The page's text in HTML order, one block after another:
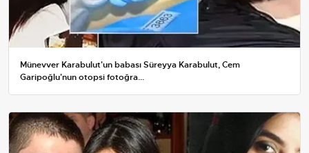
Münevver Karabulut'un babası Süreyya Karabulut, Cem
Garipoğlu'nun otopsi fotoğra...